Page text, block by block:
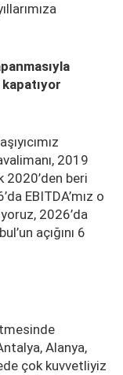
2019
2020’den beri
EBITDA’mız o
2026’da
açığını 6
Alanya,
çok kuvvetliyiz